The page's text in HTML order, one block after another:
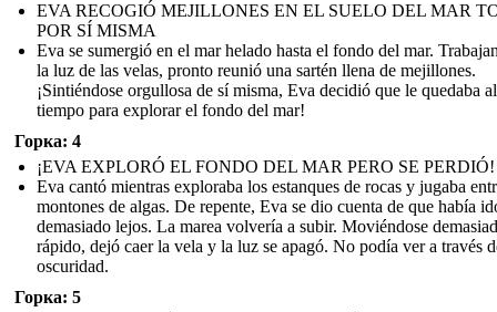
EVA RECOGIÓ MEJILLONES EN EL SUELO DEL MAR
POR SÍ MISMA
Eva se sumergió en el mar helado hasta el fondo del mar.
la luz de las velas, pronto reunió una sartén llena de mejillones.
¡Sintiéndose orgullosa de sí misma, Eva decidió que le quedaba
tiempo para explorar el fondo del mar!
Горка: 4
¡EVA EXPLORÓ EL FONDO DEL MAR PERO SE PERDIÓ!
Eva cantó mientras exploraba los estanques de rocas y jugaba
montones de algas. De repente, Eva se dio cuenta de que había
demasiado lejos. La marea volvería a subir. Moviéndose
rápido, dejó caer la vela y la luz se apagó. No podía ver a través
oscuridad.
Горка: 5